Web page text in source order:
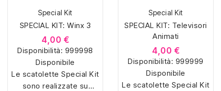
Special Kit
SPECIAL KIT: Winx 3
4,00 €
Disponibilità: 999998
Disponibile
Le scatolette Special Kit
sono realizzate su
Special Kit
SPECIAL KIT: Televisori
Animati
4,00 €
Disponibilità: 999999
Disponibile
Le scatolette Special Kit